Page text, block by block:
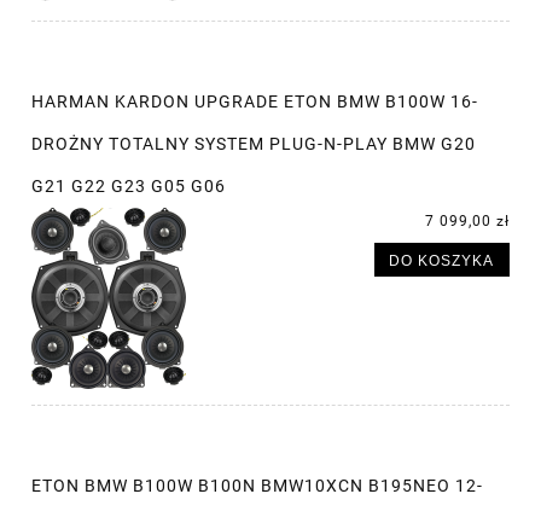
HARMAN KARDON UPGRADE ETON BMW B100W 16-
DROŻNY TOTALNY SYSTEM PLUG-N-PLAY BMW G20
G21 G22 G23 G05 G06
7 099,00 zł
DO KOSZYKA
ETON BMW B100W B100N BMW10XCN B195NEO 12-